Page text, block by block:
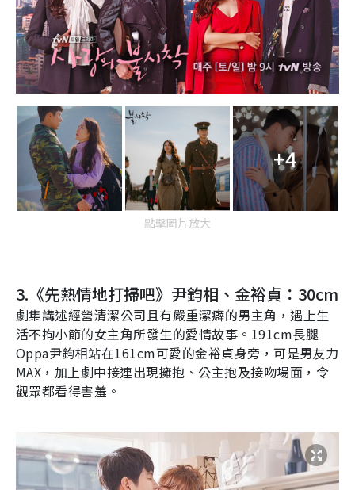
+4
點擊圖片放大
3. 《先熱情地打掃吧》尹鈞相、金裕貞： 30cm
劇集講述經營清潔公司且有嚴重潔癖的男主角，遇上生
活不拘小節的女主角所發生的愛情故事。 191cm長腿
Oppa尹鈞相站在161cm可愛的金裕貞身旁，可是男友力
MAX ，加上劇中接連出現擁抱、公主抱及接吻場面，令
觀眾都看得害羞。